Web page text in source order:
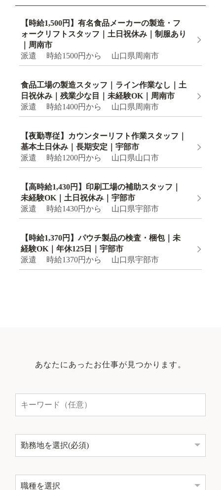
【時給1,500円】有名食品メーカーの製造・フ
ォークリフトスタッフ｜土日祝休み｜制服あり
｜周南市
派遣 時給1500円から 山口県周南市
食品工場の製造スタッフ｜ライン作業なし｜土
日祝休み｜残業少な目｜未経験OK｜周南市
派遣 時給1400円から 山口県周南市
【夜勤専従】カウンターリフト作業スタッフ｜
基本土日休み｜長期安定｜宇部市
派遣 時給1200円から 山口県山口市
【高時給1,430円】印刷工場の補助スタッフ｜
未経験OK｜土日祝休み｜宇部市
派遣 時給1430円から 山口県宇部市
【時給1,370円】パウチ製品の検査・梱包｜未
経験OK｜年休125日｜宇部市
派遣 時給1370円から 山口県宇部市
あなたにあったお仕事が見つかります。